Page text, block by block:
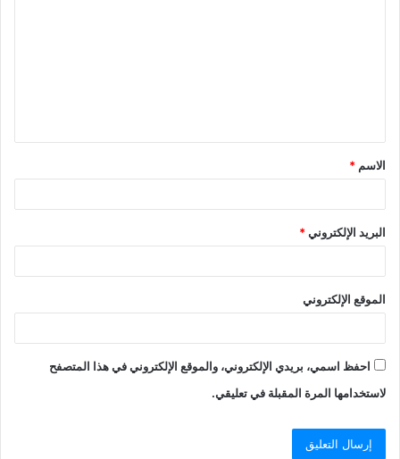
الاسم *
البريد الإلكتروني*
الموقع الإلكتروني
احفظ اسمي، بريدي الإلكتروني، والموقع الإلكتروني في هذا المتصفح
لاستخدامها المرة المقبلة في تعليقي.